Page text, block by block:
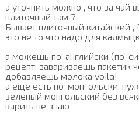
а уточнить можно , что за чай
плиточный там ?
Бывает плиточный китайский
это не то что надо для
а можешь по-английски (по-
рецепт: завариваешь пакетик
добавляешь молока voila!
а еще есть по-монгольски,
зеленый монгольский без
варить не знаю